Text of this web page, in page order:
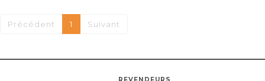
Précédent 1 Suivant
REVENDEURS